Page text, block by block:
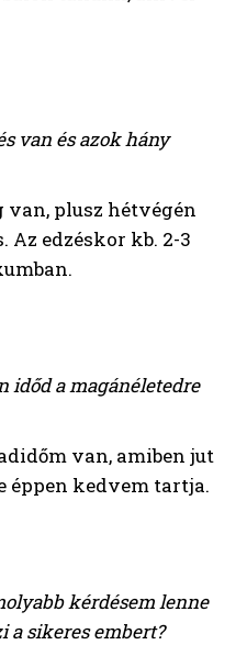
van és azok hány
plusz hétvégén
Az edzéskor kb. 2-3
időd a magánéletedre
van, amiben jut
éppen kedvem tartja.
kérdésem lenne
a sikeres embert?